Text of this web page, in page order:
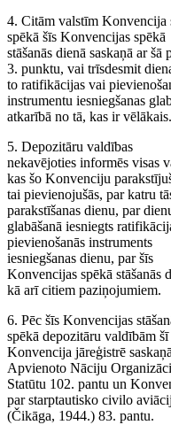
4. Citām valstīm Konvencija
spēkā šīs Konvencijas spēkā
stāšanās dienā saskaņā ar šā
3. punktu, vai trīsdesmit
to ratifikācijas vai
instrumentu iesniegšanas
atkarībā no tā, kas ir vēlākais.
5. Depozitāru valdības
nekavējoties informēs visas
kas šo Konvenciju
tai pievienojušās, par katru
parakstīšanas dienu, par
glabāšanā iesniegts
pievienošanās instruments
iesniegšanas dienu, par šīs
Konvencijas spēkā stāšanās
kā arī citiem paziņojumiem.
6. Pēc šīs Konvencijas
spēkā depozitāru valdībām šī
Konvencija jāreģistrē
Apvienoto Nāciju
Statūtu 102. pantu un
par starptautisko civilo
(Čikāga, 1944.) 83. pantu.